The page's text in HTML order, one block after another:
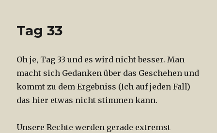
Tag 33
Oh je, Tag 33 und es wird nicht besser. Man
macht sich Gedanken über das Geschehen und
kommt zu dem Ergebniss (Ich auf jeden Fall)
das hier etwas nicht stimmen kann.
Unsere Rechte werden gerade extremst